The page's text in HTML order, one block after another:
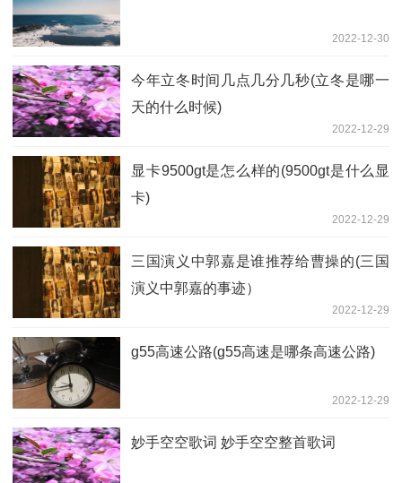
2022-12-30
今年立冬时间几点几分几秒(立冬是哪一
天的什么时候)
2022-12-29
显卡9500gt是怎么样的(9500gt是什么显
卡)
2022-12-29
三国演义中郭嘉是谁推荐给曹操的(三国
演义中郭嘉的事迹）
2022-12-29
g55高速公路(g55高速是哪条高速公路)
2022-12-29
妙手空空歌词 妙手空空整首歌词